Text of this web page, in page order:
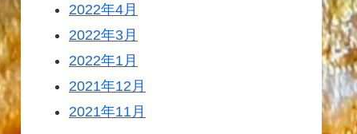
2022年4月
2022年3月
2022年1月
2021年12月
2021年11月